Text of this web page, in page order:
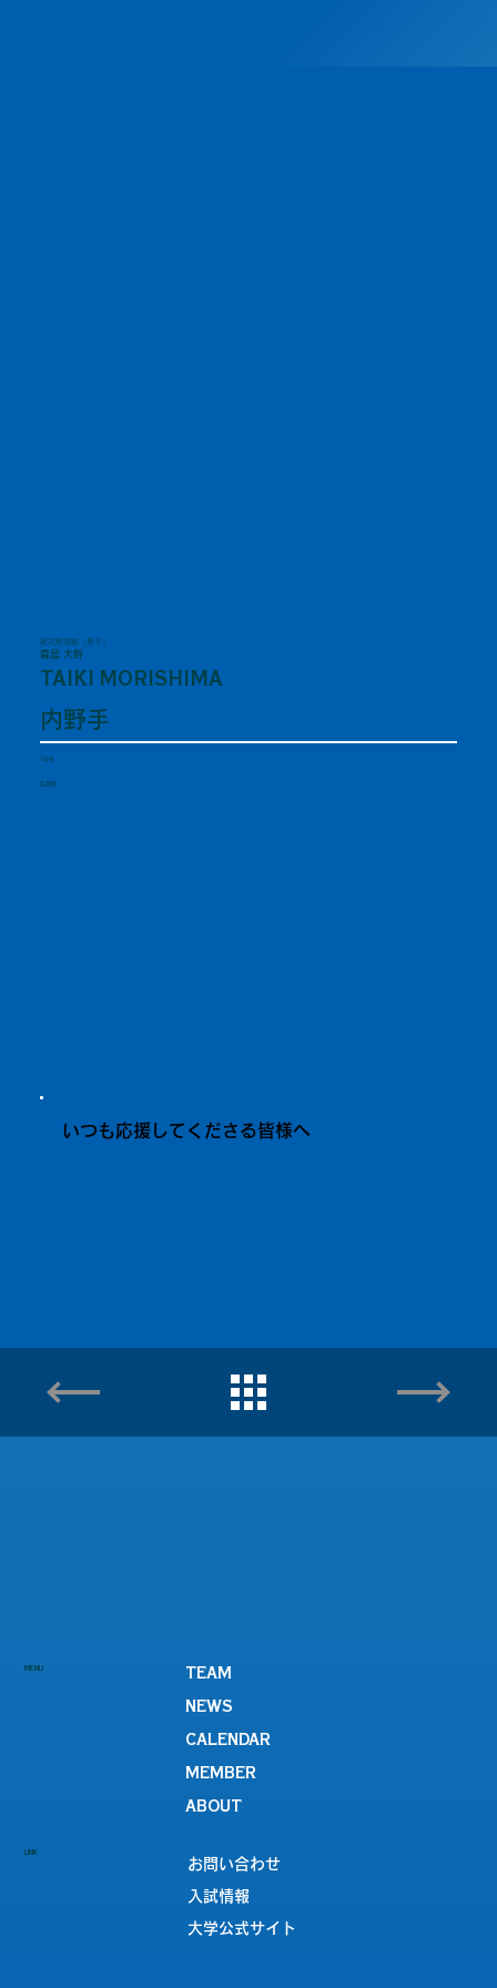
硬式野球部（男子）
森島 大幹
TAIKI MORISHIMA
内野手
1年生
広島県
いつも応援してくださる皆様へ
MENU
TEAM
NEWS
CALENDAR
MEMBER
ABOUT
LINK
お問い合わせ
入試情報
大学公式サイト